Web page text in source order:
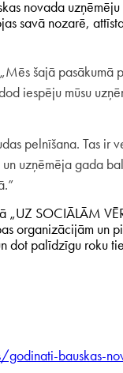
novada
savā nozarē,
šajā
iespēju mūsu
pelnīšana. Tas ir
uzņēmēja gada
SOCIĀLĀM
organizācijām un
dot palīdzīgu roku
bauskas-